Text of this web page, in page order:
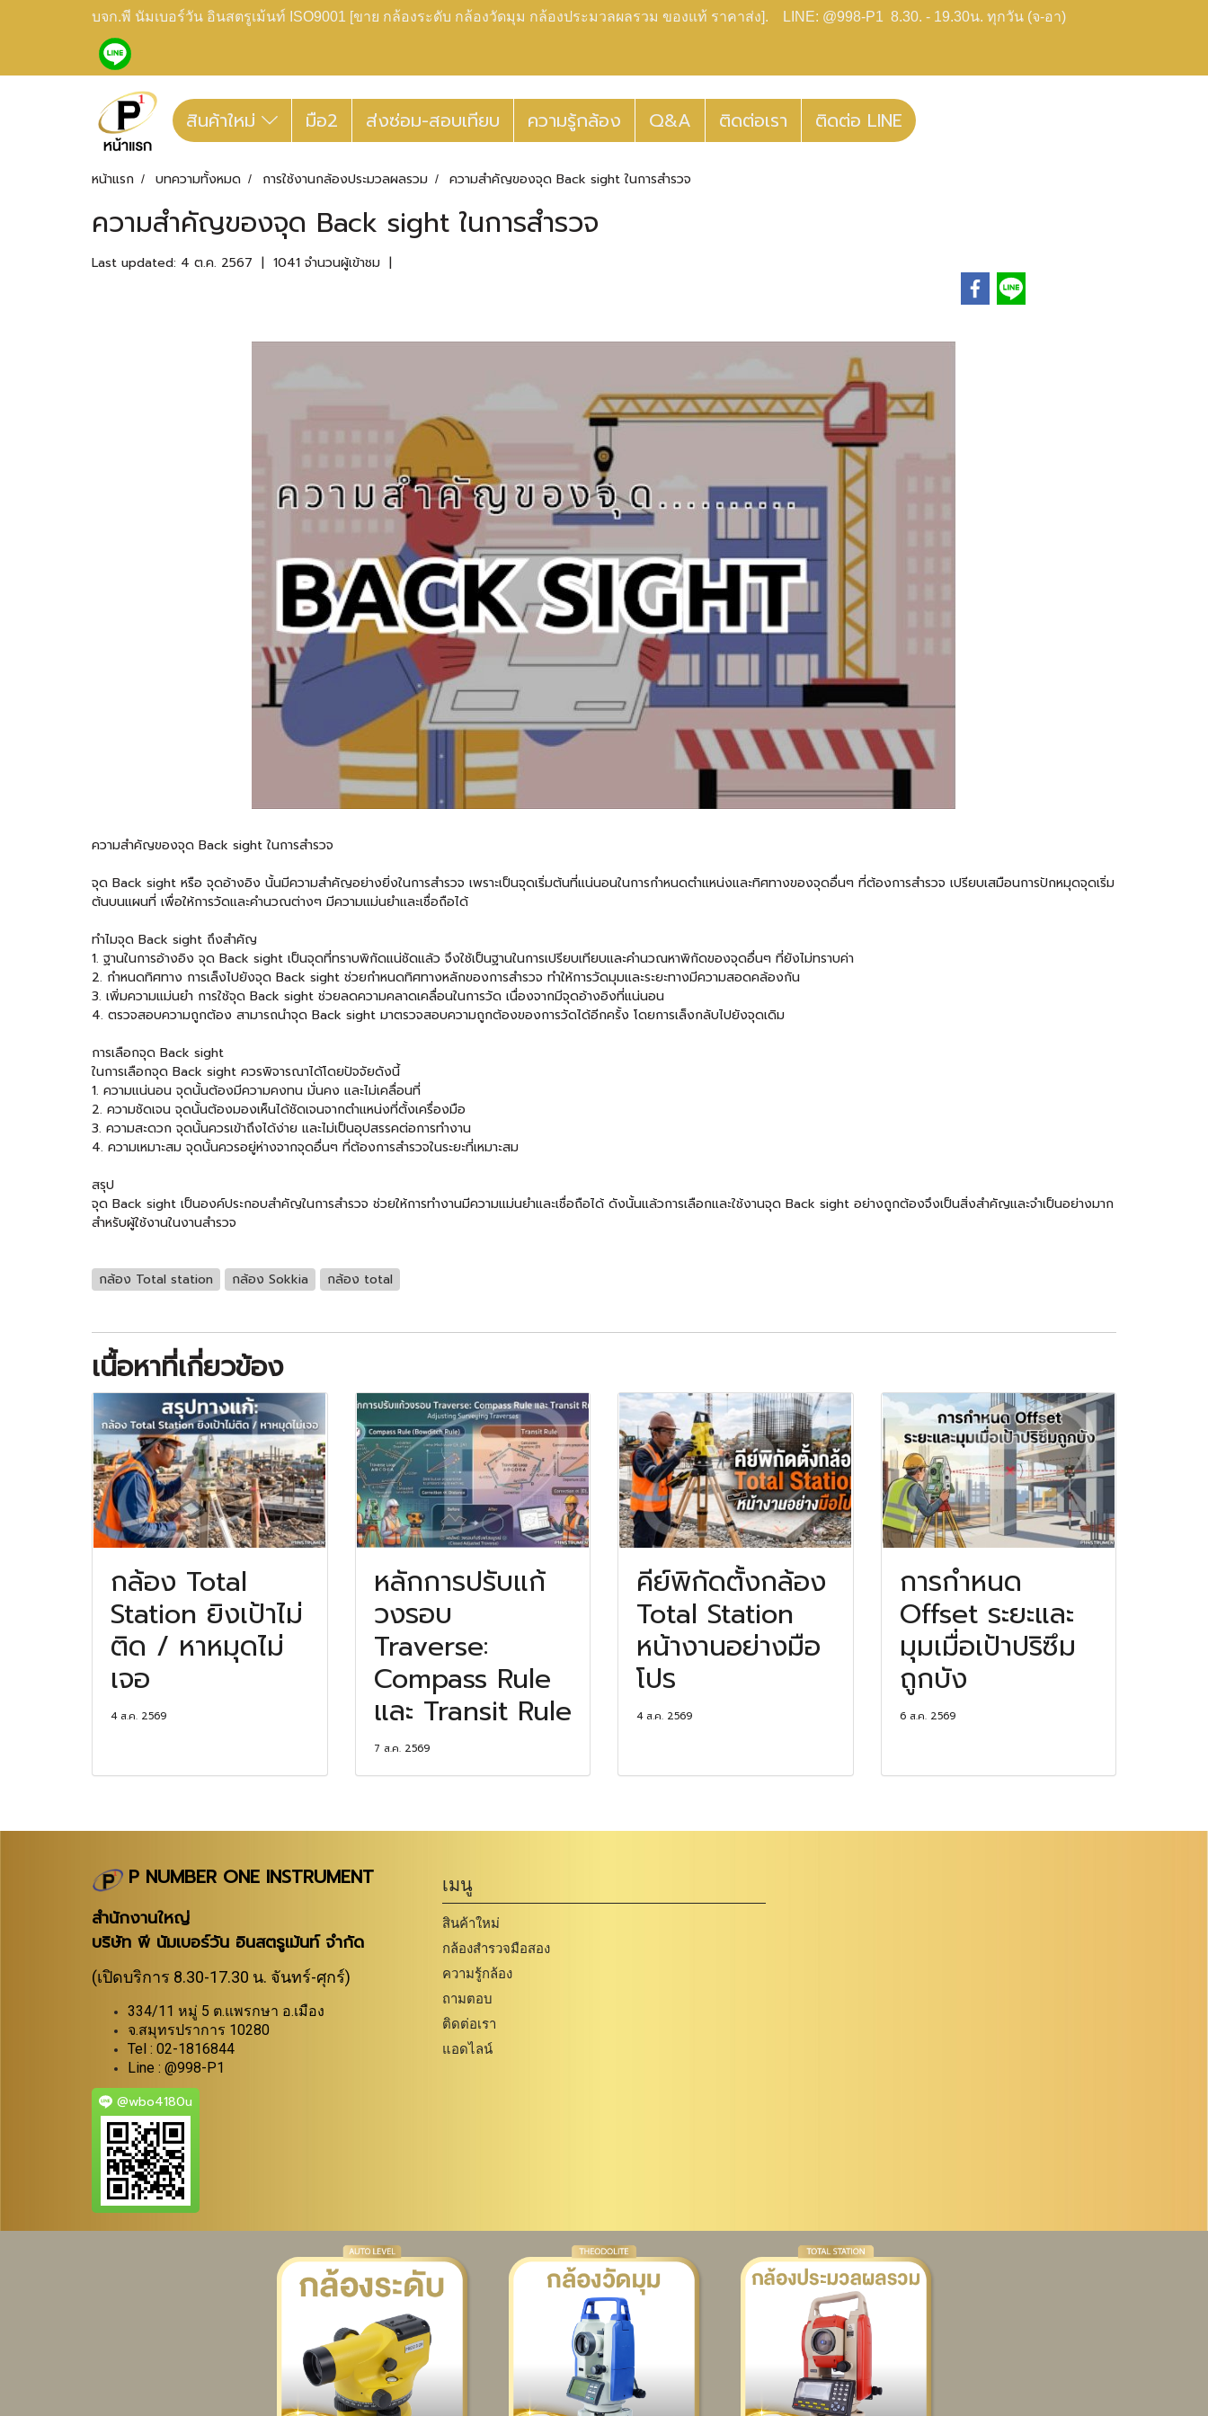
บจก.พี นัมเบอร์วัน อินสตรูเม้นท์ ISO9001 [ขาย กล้องระดับ กล้องวัดมุม กล้องประมวลผลรวม ของแท้ ราคาส่ง]. LINE: @998-P1 8.30. - 19.30น. ทุกวัน (จ-อา)
สินค้าใหม่ มือ2 ส่งซ่อม-สอบเทียบ ความรู้กล้อง Q&A ติดต่อเรา ติดต่อ LINE
หน้าแรก บทความทั้งหมด การใช้งานกล้องประมวลผลรวม ความสำคัญของจุด Back sight ในการสำรวจ
ความสำคัญของจุด Back sight ในการสำรวจ
Last updated: 4 ต.ค. 2567 | 1041 จำนวนผู้เข้าชม |
ความสำคัญของจุด Back sight ในการสำรวจ
จุด Back sight หรือ จุดอ้างอิง นั้นมีความสำคัญอย่างยิ่งในการสำรวจ เพราะเป็นจุดเริ่มต้นที่แน่นอนในการกำหนดตำแหน่งและทิศทางของจุดอื่นๆ ที่ต้องการสำรวจ เปรียบเสมือนการปักหมุดจุดเริ่ม
ต้นบนแผนที่ เพื่อให้การวัดและคำนวณต่างๆ มีความแม่นยำและเชื่อถือได้
ทำไมจุด Back sight ถึงสำคัญ
1. ฐานในการอ้างอิง จุด Back sight เป็นจุดที่ทราบพิกัดแน่ชัดแล้ว จึงใช้เป็นฐานในการเปรียบเทียบและคำนวณหาพิกัดของจุดอื่นๆ ที่ยังไม่ทราบค่า
2. กำหนดทิศทาง การเล็งไปยังจุด Back sight ช่วยกำหนดทิศทางหลักของการสำรวจ ทำให้การวัดมุมและระยะทางมีความสอดคล้องกัน
3. เพิ่มความแม่นยำ การใช้จุด Back sight ช่วยลดความคลาดเคลื่อนในการวัด เนื่องจากมีจุดอ้างอิงที่แน่นอน
4. ตรวจสอบความถูกต้อง สามารถนำจุด Back sight มาตรวจสอบความถูกต้องของการวัดได้อีกครั้ง โดยการเล็งกลับไปยังจุดเดิม
การเลือกจุด Back sight
ในการเลือกจุด Back sight ควรพิจารณาได้โดยปัจจัยดังนี้
1. ความแน่นอน จุดนั้นต้องมีความคงทน มั่นคง และไม่เคลื่อนที่
2. ความชัดเจน จุดนั้นต้องมองเห็นได้ชัดเจนจากตำแหน่งที่ตั้งเครื่องมือ
3. ความสะดวก จุดนั้นควรเข้าถึงได้ง่าย และไม่เป็นอุปสรรคต่อการทำงาน
4. ความเหมาะสม จุดนั้นควรอยู่ห่างจากจุดอื่นๆ ที่ต้องการสำรวจในระยะที่เหมาะสม
สรุป
จุด Back sight เป็นองค์ประกอบสำคัญในการสำรวจ ช่วยให้การทำงานมีความแม่นยำและเชื่อถือได้ ดังนั้นแล้วการเลือกและใช้งานจุด Back sight อย่างถูกต้องจึงเป็นสิ่งสำคัญและจำเป็นอย่างมาก
สำหรับผู้ใช้งานในงานสำรวจ
กล้อง Total station กล้อง Sokkia กล้อง total
เนื้อหาที่เกี่ยวข้อง
กล้อง Total
Station ยิงเป้าไม่
ติด / หาหมุดไม่
เจอ
4 ส.ค. 2569
หลักการปรับแก้
วงรอบ
Traverse:
Compass Rule
และ Transit Rule
7 ส.ค. 2569
คีย์พิกัดตั้งกล้อง
Total Station
หน้างานอย่างมือ
โปร
4 ส.ค. 2569
การกำหนด
Offset ระยะและ
มุมเมื่อเป้าปริซึม
ถูกบัง
6 ส.ค. 2569
P NUMBER ONE INSTRUMENT
สำนักงานใหญ่
บริษัท พี นัมเบอร์วัน อินสตรูเม้นท์ จำกัด
(เปิดบริการ 8.30-17.30 น. จันทร์-ศุกร์)
334/11 หมู่ 5 ต.แพรกษา อ.เมือง
จ.สมุทรปราการ 10280
Tel : 02-1816844
Line : @998-P1
@wbo4180u
เมนู
สินค้าใหม่
กล้องสำรวจมือสอง
ความรู้กล้อง
ถามตอบ
ติดต่อเรา
แอดไลน์